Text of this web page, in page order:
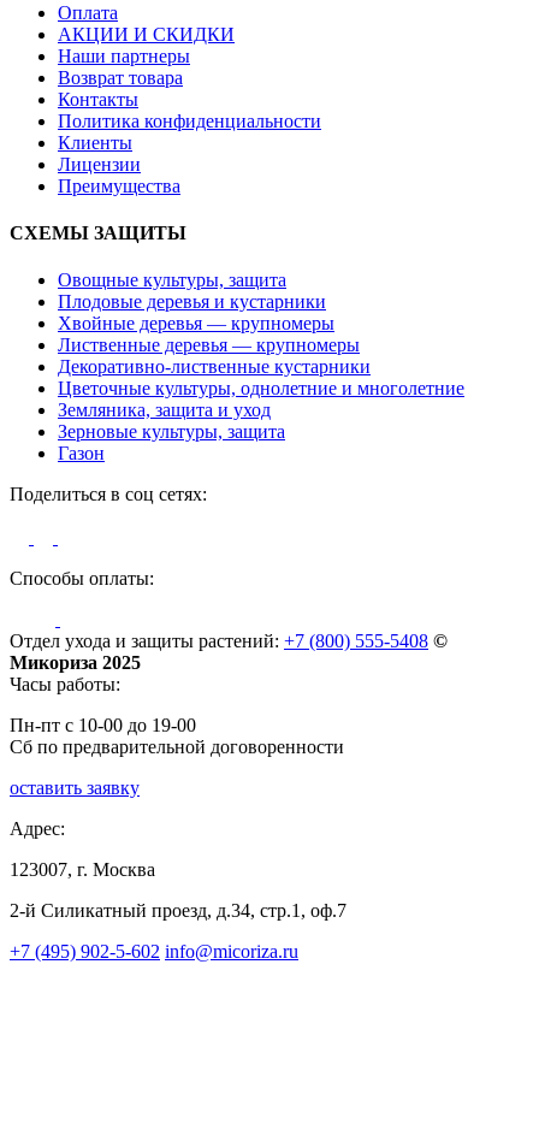
Оплата
АКЦИИ И СКИДКИ
Наши партнеры
Возврат товара
Контакты
Политика конфиденциальности
Клиенты
Лицензии
Преимущества
СХЕМЫ ЗАЩИТЫ
Овощные культуры, защита
Плодовые деревья и кустарники
Хвойные деревья — крупномеры
Лиственные деревья — крупномеры
Декоративно-лиственные кустарники
Цветочные культуры, однолетние и многолетние
Земляника, защита и уход
Зерновые культуры, защита
Газон
Поделиться в соц сетях:
Способы оплаты:
Отдел ухода и защиты растений: +7 (800) 555-5408 ©
Микориза 2025
Часы работы:
Пн-пт с 10-00 до 19-00
Сб по предварительной договоренности
оставить заявку
Адрес:
123007, г. Москва
2-й Силикатный проезд, д.34, стр.1, оф.7
+7 (495) 902-5-602 info@micoriza.ru